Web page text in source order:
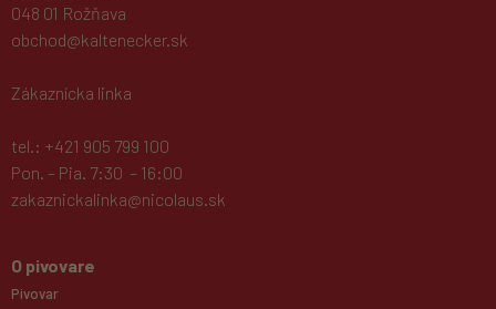
048 01 Rožňava
obchod@kaltenecker.sk
Zákaznícka linka
tel.: +421 905 799 100
Pon. – Pia. 7:30 – 16:00
zakaznickalinka@nicolaus.sk
O pivovare
Pivovar